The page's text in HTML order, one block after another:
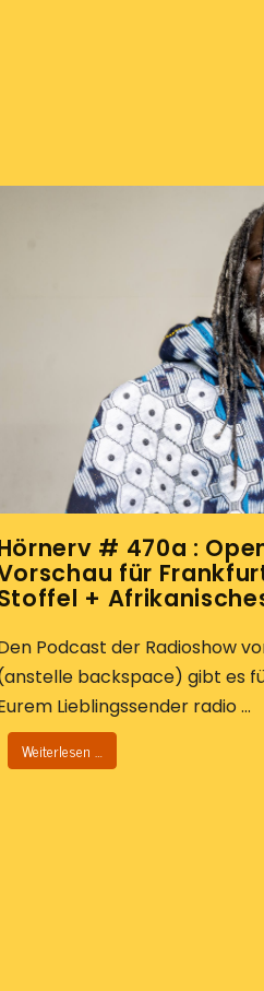
# 470a :
für
+
Podcast der Radioshow
backspace) gibt es
Lieblingssender radio ...
Weiterlesen …